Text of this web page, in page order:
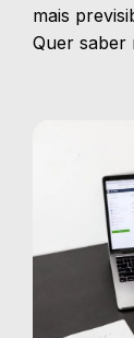
mais
Quer saber